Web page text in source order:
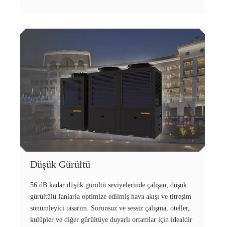
Düşük Gürültü
56 dB kadar düşük gürültü seviyelerinde çalışan, düşük
gürültülü fanlarla optimize edilmiş hava akışı ve titreşim
sönümleyici tasarım. Sorunsuz ve sessiz çalışma, oteller,
kulüpler ve diğer gürültüye duyarlı ortamlar için idealdir